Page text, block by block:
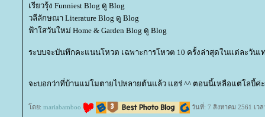
เรียวรุ้ง Funniest Blog ดู Blog
วลีลักษณา Literature Blog ดู Blog
ฟ้าใสวันใหม่ Home & Garden Blog ดู Blog
ระบบจะบันทึกคะแนนโหวต เฉพาะการโหวต 10 ครั้งล่าสุดในแต่ละวันเ
จะบอกว่าที่บ้านแม่โมตายไปหลายต้นแล้ว แฮร่ ^^ ตอนนี้เหลือแต่โลบี้ค่
ดย: mariabamboo วันที่: 7 สิงหาคม 2561 เว